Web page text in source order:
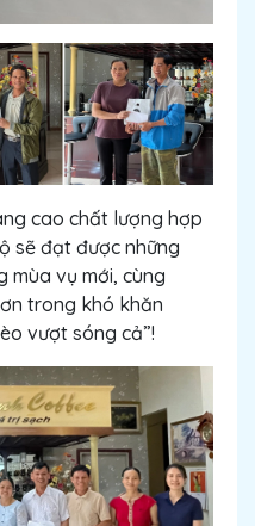
cao chất lượng hợp
sẽ đạt được những
vụ mới, cùng
trong khó khăn
vượt sóng cả”!